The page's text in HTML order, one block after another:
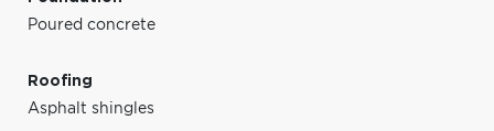
Poured concrete
Roofing
Asphalt shingles